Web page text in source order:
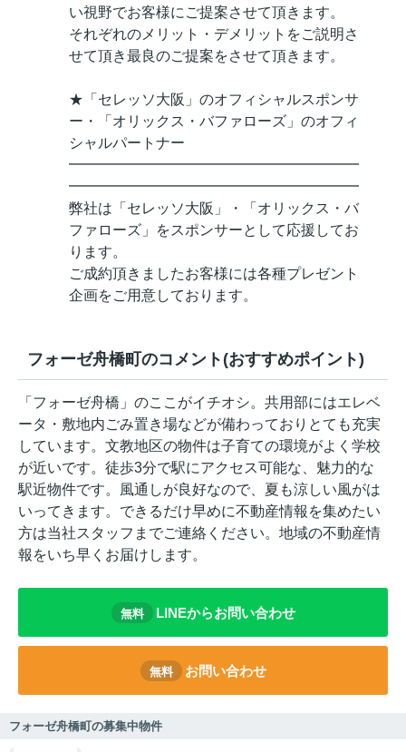
い視野でお客様にご提案させて頂きます。
それぞれのメリット・デメリットをご説明さ
せて頂き最良のご提案をさせて頂きます。
★「セレッソ大阪」のオフィシャルスポンサ
ー・「オリックス・バファローズ」のオフィ
シャルパートナー
━━━━━━━━━━━━━━━━━━━━
━━━━━━━━━━━━━━━━━━━━
弊社は「セレッソ大阪」・「オリックス・バ
ファローズ」をスポンサーとして応援してお
ります。
ご成約頂きましたお客様には各種プレゼント
企画をご用意しております。
フォーゼ舟橋町のコメント(おすすめポイント)
「フォーゼ舟橋」のここがイチオシ。共用部にはエレベ
ータ・敷地内ごみ置き場などが備わっておりとても充実
しています。文教地区の物件は子育ての環境がよく学校
が近いです。徒歩3分で駅にアクセス可能な、魅力的な
駅近物件です。風通しが良好なので、夏も涼しい風がは
いってきます。できるだけ早めに不動産情報を集めたい
方は当社スタッフまでご連絡ください。地域の不動産情
報をいち早くお届けします。
無料 LINEからお問い合わせ
無料 お問い合わせ
フォーゼ舟橋町の募集中物件